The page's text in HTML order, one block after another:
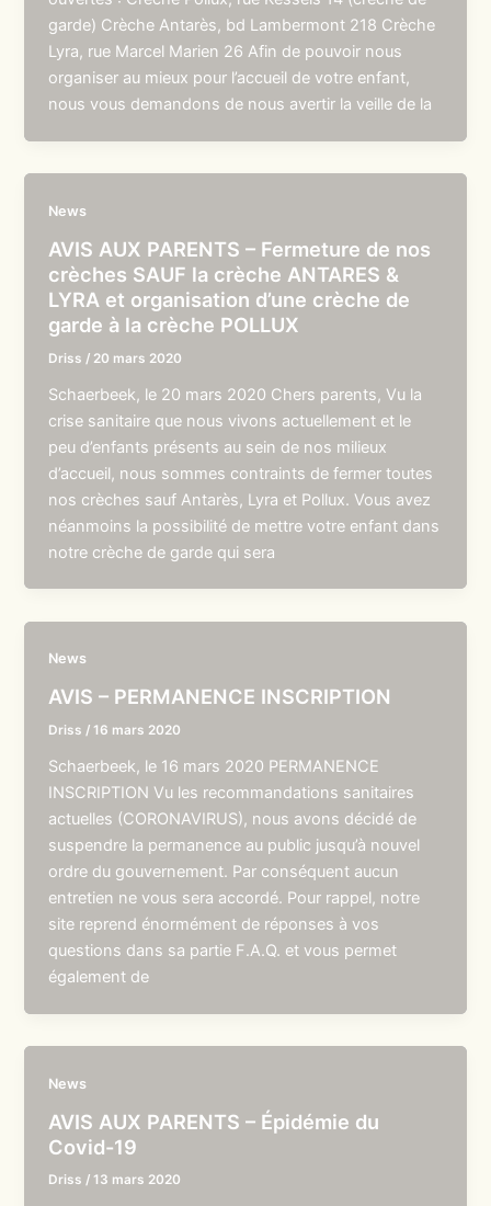
garde) Crèche Antarès, bd Lambermont 218 Crèche
Lyra, rue Marcel Marien 26 Afin de pouvoir nous
organiser au mieux pour l’accueil de votre enfant,
nous vous demandons de nous avertir la veille de la
News
AVIS AUX PARENTS – Fermeture de nos
crèches SAUF la crèche ANTARES &
LYRA et organisation d’une crèche de
garde à la crèche POLLUX
Driss / 20 mars 2020
Schaerbeek, le 20 mars 2020 Chers parents, Vu la
crise sanitaire que nous vivons actuellement et le
peu d’enfants présents au sein de nos milieux
d’accueil, nous sommes contraints de fermer toutes
nos crèches sauf Antarès, Lyra et Pollux. Vous avez
néanmoins la possibilité de mettre votre enfant dans
notre crèche de garde qui sera
News
AVIS – PERMANENCE INSCRIPTION
Driss /16 mars 2020
Schaerbeek, le 16 mars 2020 PERMANENCE
INSCRIPTION Vu les recommandations sanitaires
actuelles (CORONAVIRUS), nous avons décidé de
suspendre la permanence au public jusqu’à nouvel
ordre du gouvernement. Par conséquent aucun
entretien ne vous sera accordé. Pour rappel, notre
site reprend énormément de réponses à vos
questions dans sa partie F.A.Q. et vous permet
également de
News
AVIS AUX PARENTS – Épidémie du
Covid-19
Driss /13 mars 2020